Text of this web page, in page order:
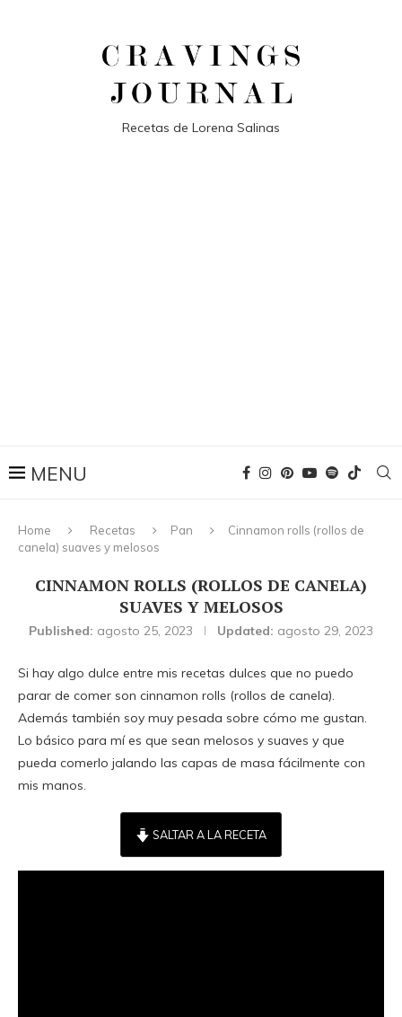
Recetas de Lorena Salinas
Home Recetas Pan
Cinnamon rolls (rollos de
canela) suaves y melosos
CINNAMON ROLLS (ROLLOS DE CANELA)
SUAVES Y MELOSOS
Published: agosto 25, 2023 Updated: agosto 29, 2023
Si hay algo dulce entre mis recetas dulces que no puedo
parar de comer son cinnamon rolls (rollos de canela).
Además también soy muy pesada sobre cómo me gustan.
Lo básico para mí es que sean melosos y suaves y que
pueda comerlo jalando las capas de masa fácilmente con
mis manos.
SALTAR A LA RECETA